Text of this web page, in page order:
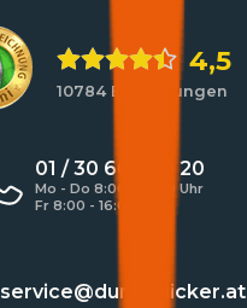
4,5
10784 Bewertungen
01 / 30 60 900 20
Mo - Do 8:00 - 17:00 Uhr
Fr 8:00 - 16:00 Uhr
service@durchblicker.at